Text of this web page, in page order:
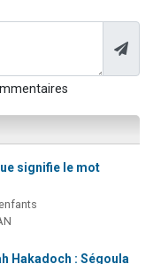
signifie le mot
Hakadoch : Ségoula